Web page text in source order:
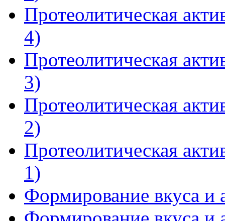
Протеолитическая
4)
Протеолитическая
3)
Протеолитическая
2)
Протеолитическая
1)
Формирование вкуса и